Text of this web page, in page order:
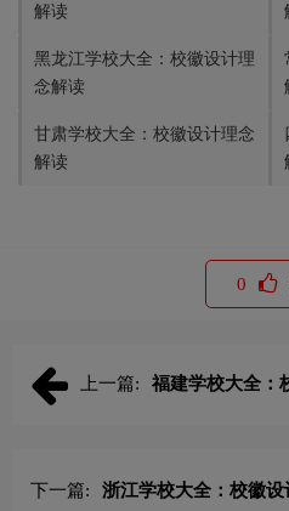
解读
黑龙江学校大全：校徽设计理
念解读
甘肃学校大全：校徽设计理念
解读
0
上一篇: 福建学校大全：
下一篇: 浙江学校大全：校徽